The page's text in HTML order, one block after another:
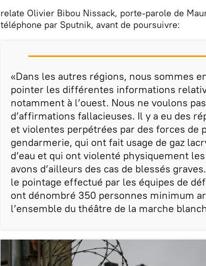
relate Olivier Bibou Nissack, porte-parole de
téléphone par Sputnik, avant de poursuivre:
«Dans les autres régions, nous sommes
pointer les différentes informations
notamment à l’ouest. Nous ne voulons
d’affirmations fallacieuses. Il y a eu des
et violentes perpétrées par des forces de
gendarmerie, qui ont fait usage de gaz
d’eau et qui ont violenté physiquement
avons d’ailleurs des cas de blessés
le pointage effectué par les équipes de
ont dénombré 350 personnes minimum
l’ensemble du théâtre de la marche